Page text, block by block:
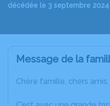
décédée le 3 septembre 2024
Message de la
Chère famille, chers amis,